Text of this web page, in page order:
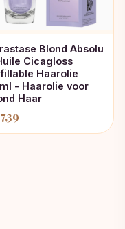
Blond Absolu
Cicagloss
Haarolie
- Haarolie voor
Haar